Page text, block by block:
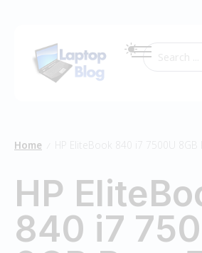
Home HP EliteBook 840 i7 7500U 8GB
HP
840 i7